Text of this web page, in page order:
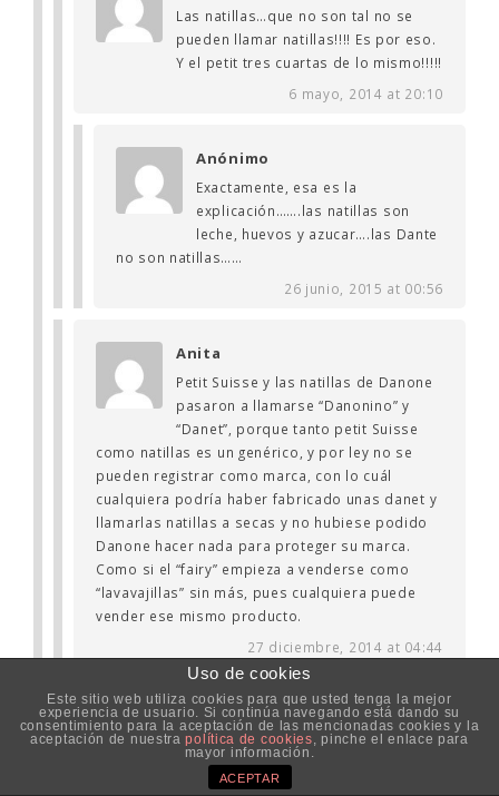
Las natillas…que no son tal no se
pueden llamar natillas!!!! Es por eso.
Y el petit tres cuartas de lo mismo!!!!!
6 mayo, 2014 at 20:10
Anónimo
Exactamente, esa es la
explicación…….las natillas son
leche, huevos y azucar….las Dante
no son natillas……
26 junio, 2015 at 00:56
Anita
Petit Suisse y las natillas de Danone
pasaron a llamarse “Danonino” y
“Danet”, porque tanto petit Suisse
como natillas es un genérico, y por ley no se
pueden registrar como marca, con lo cuál
cualquiera podría haber fabricado unas danet y
llamarlas natillas a secas y no hubiese podido
Danone hacer nada para proteger su marca.
Como si el “fairy” empieza a venderse como
“lavavajillas” sin más, pues cualquiera puede
vender ese mismo producto.
27 diciembre, 2014 at 04:44
Adolfo
¡Cierto! ¡Y de Zumisol a Zumosol!
17 agosto, 2016 at 17:48
Uso de cookies
Este sitio web utiliza cookies para que usted tenga la mejor
experiencia de usuario. Si continúa navegando está dando su
consentimiento para la aceptación de las mencionadas cookies y la
aceptación de nuestrapolítica de cookies, pinche el enlace para
mayor información.
ACEPTAR